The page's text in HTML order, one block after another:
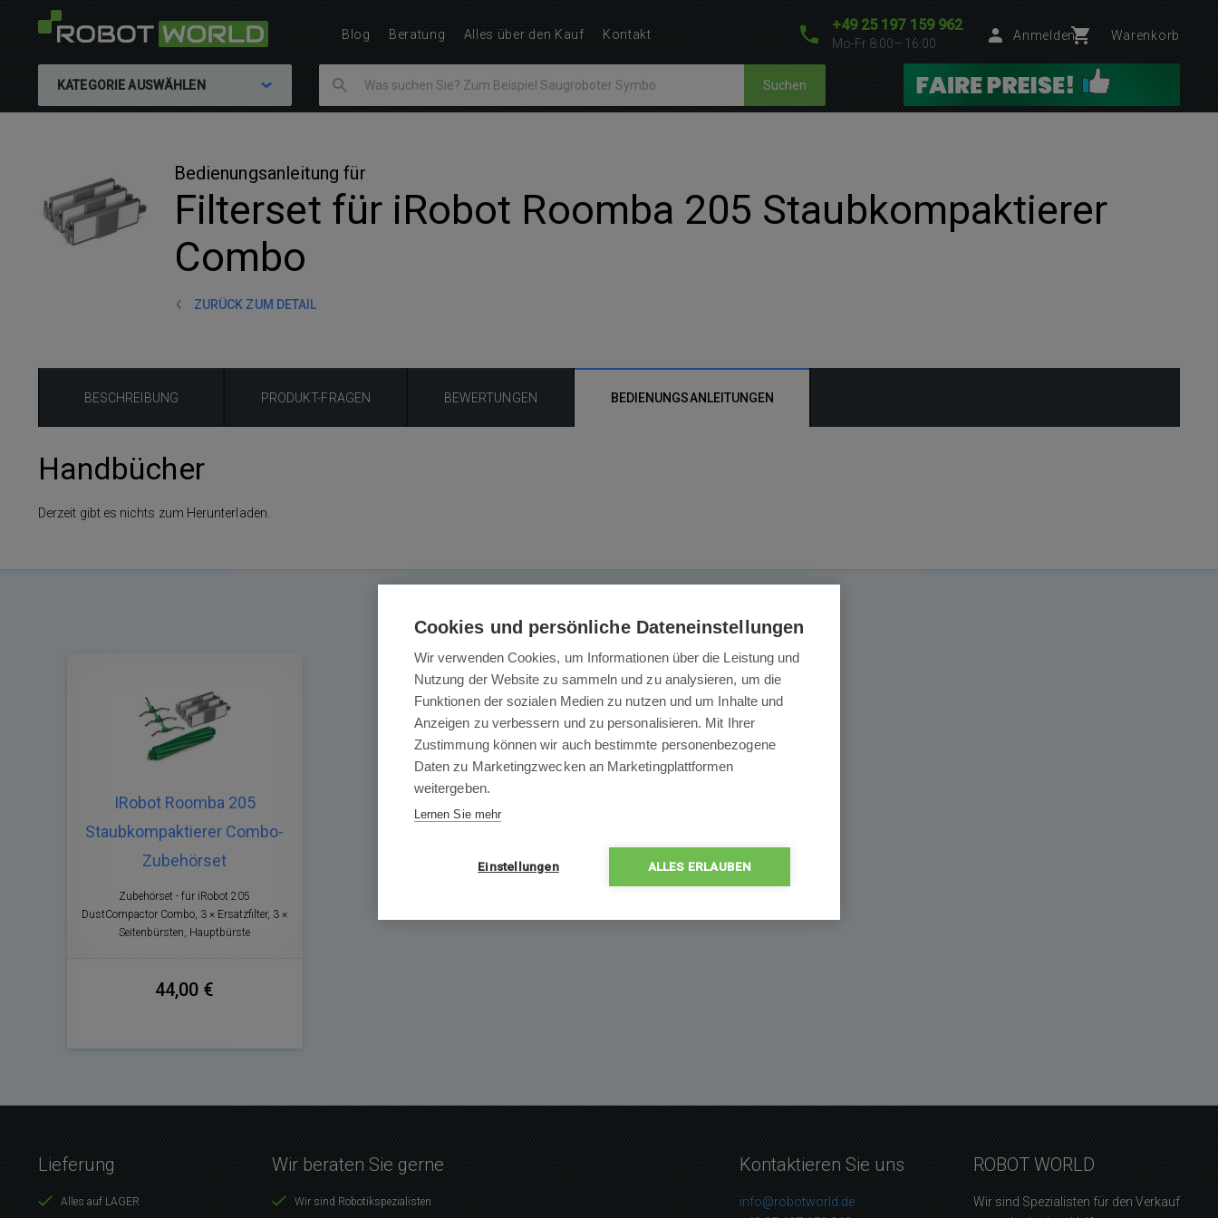
+49 25 197 159 962
Mo-Fr 8:00—16:00
Anmelden Warenkorb
KATEGORIE AUSWÄHLEN Suchen
Bedienungsanleitung für
Filterset für iRobot Roomba 205 Staubkompaktierer
Combo
ZURÜCK ZUM DETAIL
BESCHREIBUNG PRODUKT-FRAGEN BEWERTUNGEN BEDIENUNGSANLEITUNGEN
Handbücher
Derzeit gibt es nichts zum Herunterladen.
IRobot Roomba 205
Staubkompaktierer Combo-
Zubehörset
Zubehörset - für iRobot 205
DustCompactor Combo, 3 × Ersatzfilter, 3 ×
Seitenbürsten, Hauptbürste
44,00 €
Blog Beratung Alles über den Kauf Kontakt
Lieferung
Alles auf LAGER
Wir beraten Sie gerne
Wir sind Robotikspezialisten
Kontaktieren Sie uns
info@robotworld.de
ROBOT WORLD
Wir sind Spezialisten für den Verkauf
Cookies und persönliche Dateneinstellungen
Wir verwenden Cookies, um Informationen über die Leistung und
Nutzung der Website zu sammeln und zu analysieren, um die
Funktionen der sozialen Medien zu nutzen und um Inhalte und
Anzeigen zu verbessern und zu personalisieren. Mit Ihrer
Zustimmung können wir auch bestimmte personenbezogene
Daten zu Marketingzwecken an Marketingplattformen
weitergeben.
Lernen Sie mehr
Einstellungen ALLES ERLAUBEN